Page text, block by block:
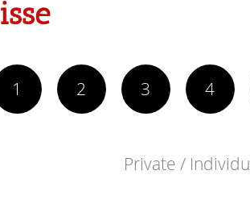
isse
1 2 3 4
Private /